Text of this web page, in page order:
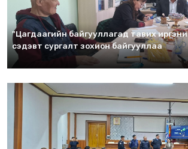
"Цагдаагийн байгууллагад тавих
сэдэвт сургалт зохион байгууллаа